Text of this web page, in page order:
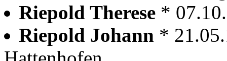
Riepold Therese *
Riepold Johann *